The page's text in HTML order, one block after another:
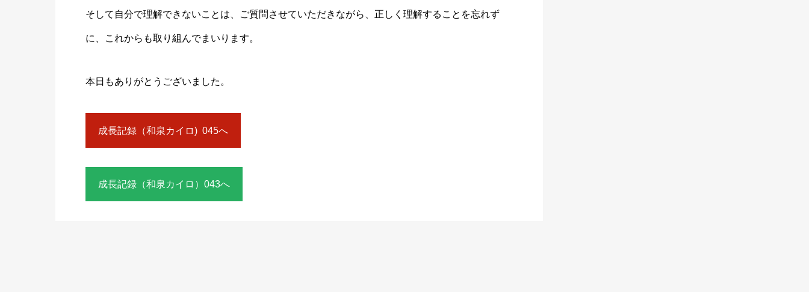
そして自分で理解できないことは、ご質問させていただきながら、正しく理解することを忘れず
に、これからも取り組んでまいります。
本日もありがとうございました。
成長記録（和泉カイロ) 045へ
成長記録（和泉カイロ）043へ